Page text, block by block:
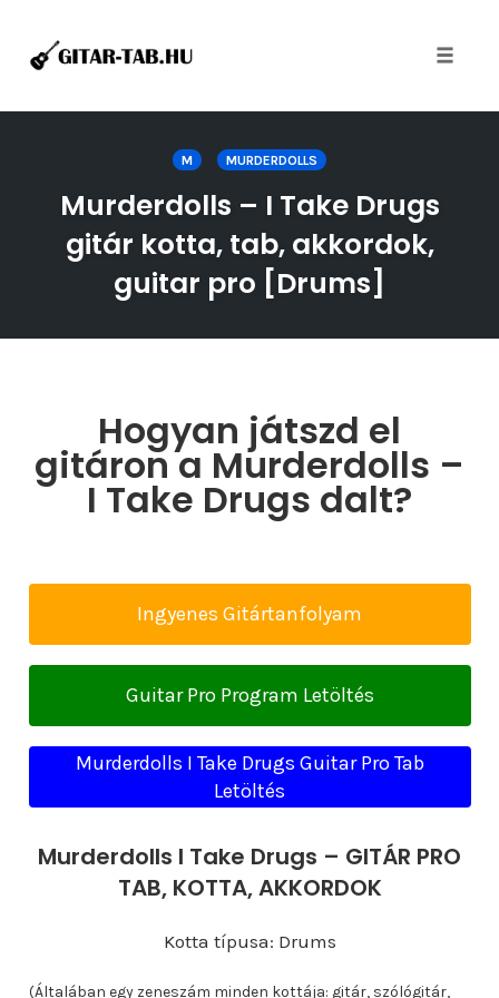
M MURDERDOLLS
Murderdolls – I Take Drugs
gitár kotta, tab, akkordok,
guitar pro [Drums]
Hogyan játszd el
gitáron a Murderdolls –
I Take Drugs dalt?
Ingyenes Gitártanfolyam
Guitar Pro Program Letöltés
Murderdolls I Take Drugs Guitar Pro Tab
Letöltés
Murderdolls I Take Drugs – GITÁR PRO
TAB, KOTTA, AKKORDOK
Kotta típusa: Drums
(Általában egy zeneszám minden kottája: gitár, szólógitár,